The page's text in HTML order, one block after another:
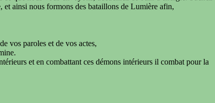
ainsi nous formons des bataillons de Lumière afin,
vos paroles et de vos actes,
et en combattant ces démons intérieurs il combat pour la